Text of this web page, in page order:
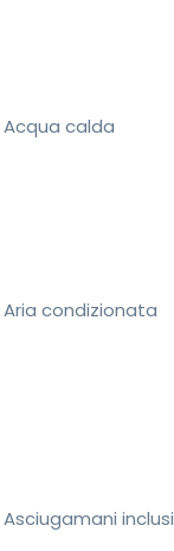
Acqua calda
Aria condizionata
Asciugamani inclusi